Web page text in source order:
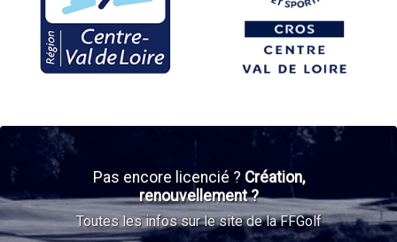
Pas encore licencié ? Création,
renouvellement ?
Toutes les infos sur le site de la FFGolf